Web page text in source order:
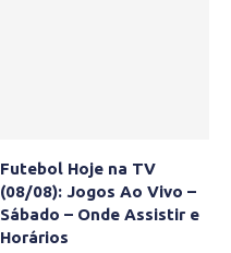
Futebol Hoje na TV
(08/08): Jogos Ao Vivo –
Sábado – Onde Assistir e
Horários